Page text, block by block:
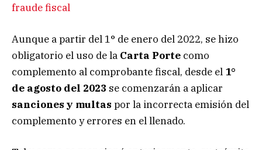
fraude fiscal
Aunque a partir del 1° de enero del 2022, se hizo
obligatorio el uso de la Carta Porte como
complemento al comprobante fiscal, desde el 1°
de agosto del 2023 se comenzarán a aplicar
sanciones y multas por la incorrecta emisión del
complemento y errores en el llenado.